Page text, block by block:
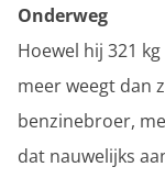
Onderweg
Hoewel hij 321 kg
meer weegt dan
benzinebroer,
dat nauwelijks